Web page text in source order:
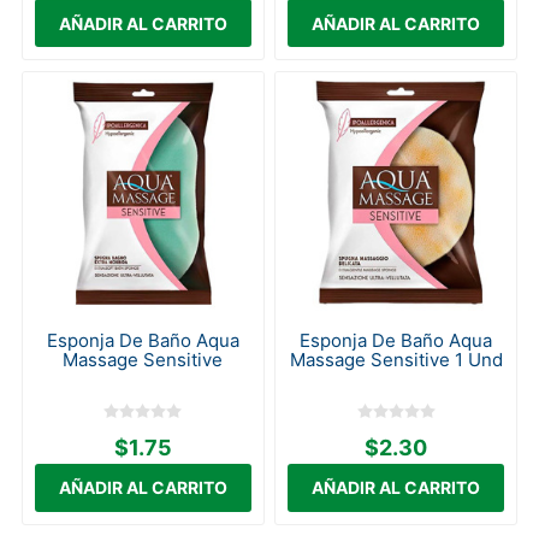
Esponja De Baño Aqua
Massage Sensitive
$1.75
Esponja De Baño Aqua
Massage Sensitive 1 Und
$2.30